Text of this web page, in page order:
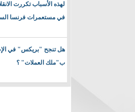
لهذه الأسباب تكررت
في مستعمرات فرنسا
هل تنجح "بريكس" في
ب"ملك العملات" ؟